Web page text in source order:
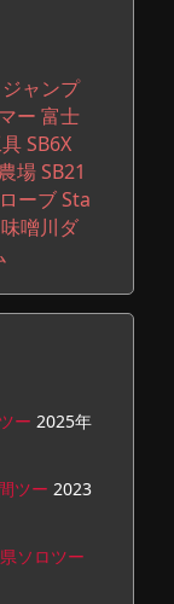
ジャンプ
ー 富士
SB6X
場SB21
ーブSta
味噌川ダ
ー 2025年
ツー 2023
ソロツー